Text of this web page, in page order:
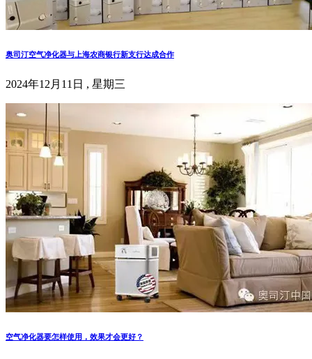
奥司汀空气净化器与上海农商银行新支行达成合作
2024年12月11日 , 星期三
空气净化器要怎样使用，效果才会更好？